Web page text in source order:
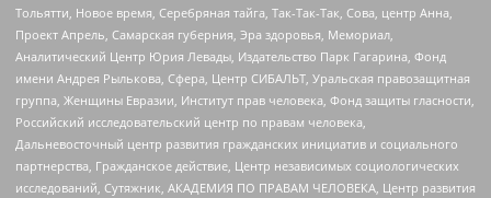
Тольятти, Новое время, Серебряная тайга, Так-Так-Так, Сова, центр Анна,
Проект Апрель, Самарская губерния, Эра здоровья, Мемориал,
Аналитический Центр Юрия Левады, Издательство Парк Гагарина, Фонд
имени Андрея Рылькова, Сфера, Центр СИБАЛЬТ, Уральская правозащитная
группа, Женщины Евразии, Институт прав человека, Фонд защиты гласности,
Российский исследовательский центр по правам человека,
Дальневосточный центр развития гражданских инициатив и социального
партнерства, Гражданское действие, Центр независимых социологических
исследований, Сутяжник, АКАДЕМИЯ ПО ПРАВАМ ЧЕЛОВЕКА, Центр развития